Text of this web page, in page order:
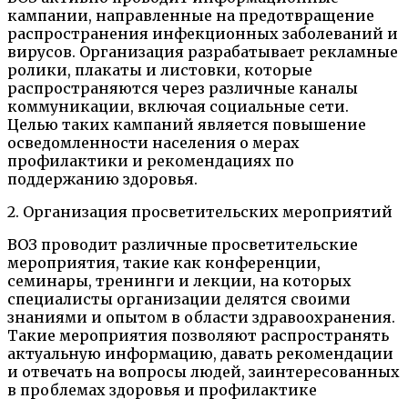
кампании, направленные на предотвращение
распространения инфекционных заболеваний и
вирусов. Организация разрабатывает рекламные
ролики, плакаты и листовки, которые
распространяются через различные каналы
коммуникации, включая социальные сети.
Целью таких кампаний является повышение
осведомленности населения о мерах
профилактики и рекомендациях по
поддержанию здоровья.
2. Организация просветительских мероприятий
ВОЗ проводит различные просветительские
мероприятия, такие как конференции,
семинары, тренинги и лекции, на которых
специалисты организации делятся своими
знаниями и опытом в области здравоохранения.
Такие мероприятия позволяют распространять
актуальную информацию, давать рекомендации
и отвечать на вопросы людей, заинтересованных
в проблемах здоровья и профилактике